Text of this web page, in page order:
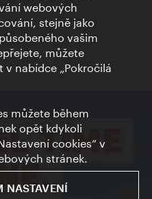
webových
stejně jako
vašim
můžete
nabídce „Pokročilá
můžete během
opět kdykoli
cookies” v
stránek.
NASTAVENÍ